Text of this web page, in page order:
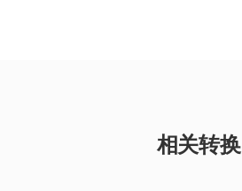
相关转换